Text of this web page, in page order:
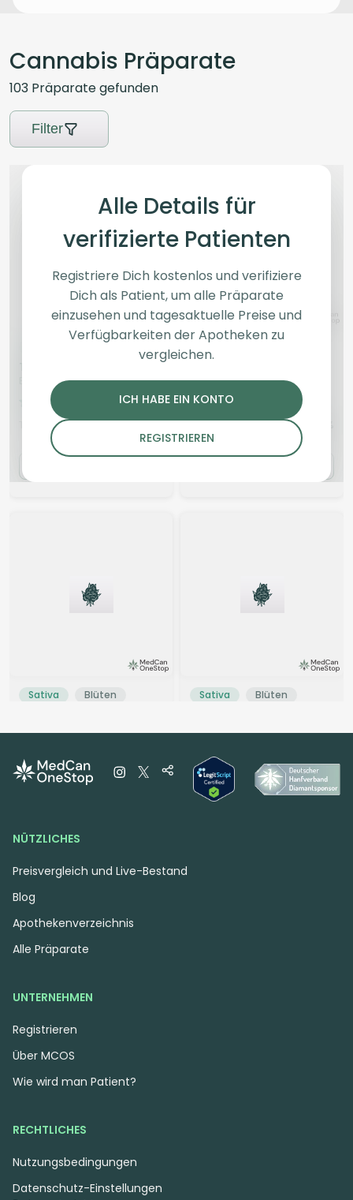
Cannabis Präparate
103 Präparategefunden
Filter
Alle Details für
verifizierte Patienten
Registriere Dich kostenlos und verifiziere
Dich als Patient, um alle Präparate
einzusehen und tagesaktuelle Preise und
Verfügbarkeiten der Apotheken zu
vergleichen.
ICH HABE EIN KONTO
REGISTRIEREN
Blüten
Berry Mist
4,4
34,2% CBD: <0,08%
Hybrid
Mac 2
4 (6)
THC:22,1% CBD: <
Sativa Blüten
4,2(17)
THC:30 %
Sativa Blüten
Forte KA GL
4,4(11)
THC:21,8 % CBD: <0,1%
Indica
Cannamedical Sativa
4 (14)
9.00 €
NÜTZLICHES
Preisvergleich und Live-Bestand
Blog
Apothekenverzeichnis
Alle Präparate
UNTERNEHMEN
Registrieren
Über MCOS
Wie wird man Patient?
RECHTLICHES
Nutzungsbedingungen
Datenschutz-Einstellungen